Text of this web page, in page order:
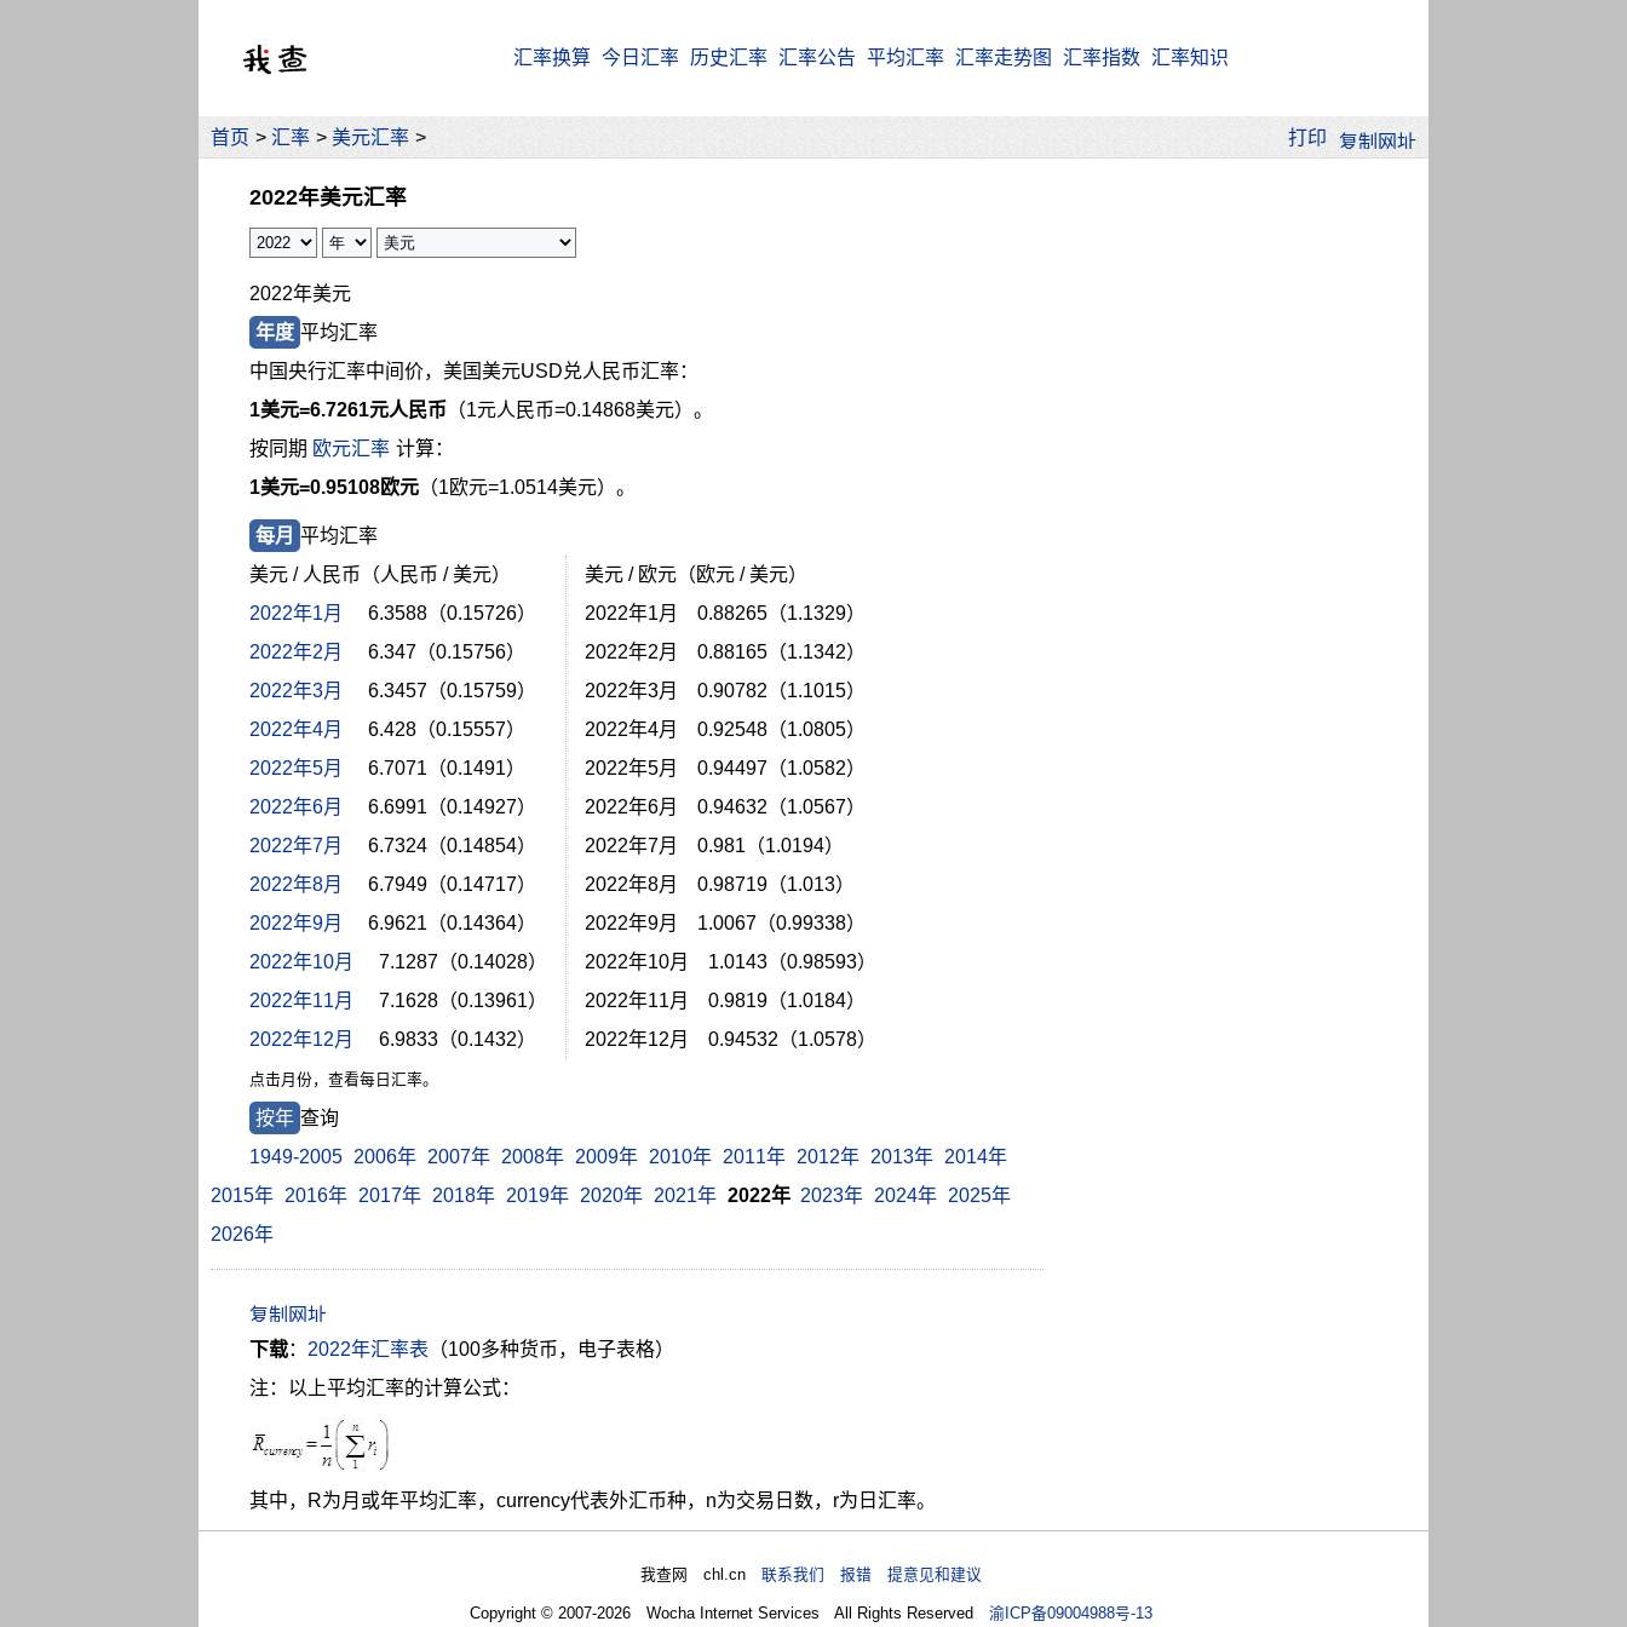
汇率换算 今日汇率 历史汇率 汇率公告 平均汇率 汇率走势图 汇率指数 汇率知识
首页 > 汇率 > 美元汇率 > 打印
2022年美元汇率
2022年美元
年度 平均汇率
中国央行汇率中间价，美国美元USD兑人民币汇率：
1美元=6.7261元人民币 （1元人民币=0.14868美元）。
按同期 欧元汇率 计算：
1美元=0.95108欧元 （1欧元=1.0514美元）。
每月 平均汇率
美元 / 人民币（人民币 / 美元）
2022年1月
6.3588（0.15726）
2022年2月
6.347（0.15756）
2022年3月
6.3457（0.15759）
2022年4月
6.428（0.15557）
2022年5月
6.7071（0.1491）
2022年6月
6.6991（0.14927）
2022年7月
6.7324（0.14854）
2022年8月
6.7949（0.14717）
2022年9月
6.9621（0.14364）
2022年10月
7.1287（0.14028）
2022年11月
7.1628（0.13961）
2022年12月
6.9833（0.1432）
点击月份，查看每日汇率。
美元 / 欧元（欧元 / 美元）
2022年1月 0.88265（1.1329）
2022年2月 0.88165（1.1342）
2022年3月 0.90782（1.1015）
2022年4月 0.92548（1.0805）
2022年5月 0.94497（1.0582）
2022年6月 0.94632（1.0567）
2022年7月 0.981（1.0194）
2022年8月 0.98719（1.013）
2022年9月 1.0067（0.99338）
2022年10月 1.0143（0.98593）
2022年11月 0.9819（1.0184）
2022年12月 0.94532（1.0578）
按年 查询
1949-2005 2006年 2007年 2008年 2009年 2010年 2011年 2012年 2013年
2014年
2015年 2016年 2017年 2018年 2019年 2020年 2021年 2022年 2023年 2024年
2025年
2026年
下载： 2022年汇率表 （100多种货币，电子表格）
注：以上平均汇率的计算公式：
其中，R为月或年平均汇率，currency代表外汇币种，n为交易日数，r为日汇率。
我查网 chl.cn联系我们 报错 提意见和建议
Copyright © 2007-2026 Wocha Internet Services All Rights Reserved渝ICP备09004988号-13